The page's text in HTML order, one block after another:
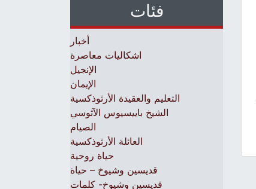
فئات
أخبار
اشكاليات معاصرة
الإنجيل
الإيمان
التعليم والعقيدة الأرثوذكسية
الشيخ باييسيوس الآثوسي
الصيام
العائلة الأرثوذكسية
حياة روحية
قديسين وشيوخ – حياة
قديسين وشيوخ- كلمات